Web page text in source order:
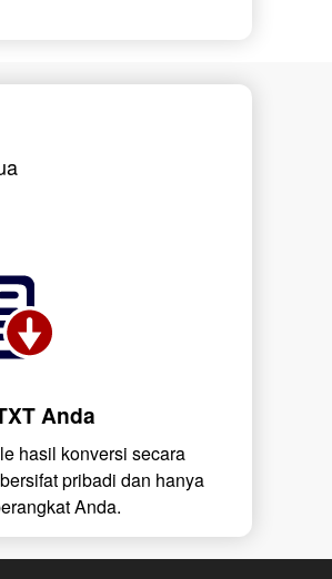
Anda
hasil konversi secara
pribadi dan hanya
Anda.